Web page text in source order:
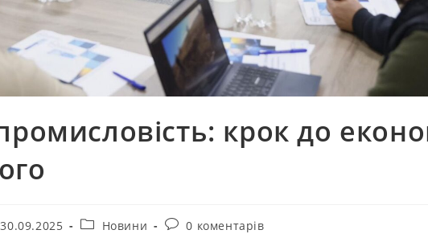
крок до
30.09.2025 Новини 0 коментарів